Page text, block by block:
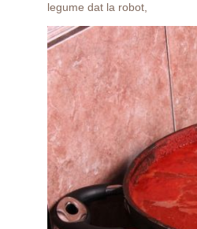
legume dat la robot,